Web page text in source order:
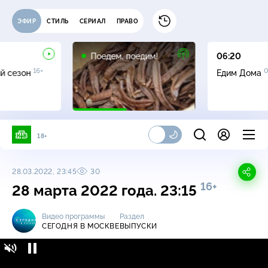
ЭФИР СТИЛЬ СЕРИАЛ ПРАВО
сезон 16+
Поедем, поедим!
16+
06:20
Едим Дома
18+
28.03.2022, 23:45 30
28 марта 2022 года. 23:15 16+
Видео программы
СЕГОДНЯ В МОСКВЕ
Раздел
ВЫПУСКИ